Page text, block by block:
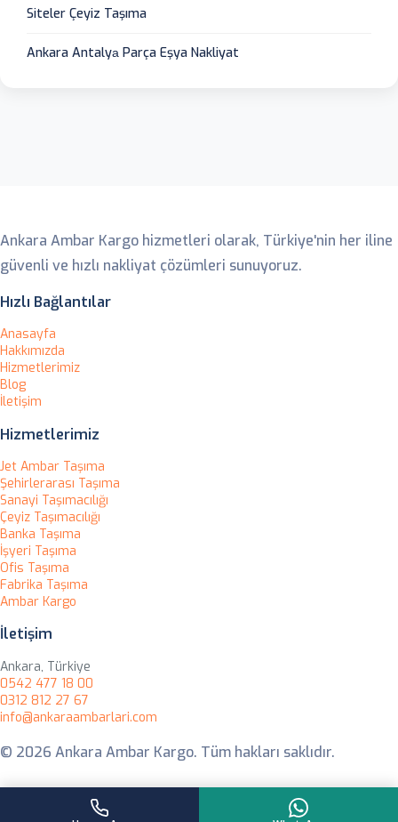
Siteler Çeyiz Taşıma
Ankara Antalyа Parça Eşya Nakliyat
Ankara Ambar Kargo hizmetleri olarak, Türkiye'nin her iline
güvenli ve hızlı nakliyat çözümleri sunuyoruz.
Hızlı Bağlantılar
Anasayfa
Hakkımızda
Hizmetlerimiz
Blog
İletişim
Hizmetlerimiz
Jet Ambar Taşıma
Şehirlerarası Taşıma
Sanayi Taşımacılığı
Çeyiz Taşımacılığı
Banka Taşıma
İşyeri Taşıma
Ofis Taşıma
Fabrika Taşıma
Ambar Kargo
İletişim
Ankara, Türkiye
0542 477 18 00
0312 812 27 67
info@ankaraambarlari.com
© 2026 Ankara Ambar Kargo. Tüm hakları saklıdır.